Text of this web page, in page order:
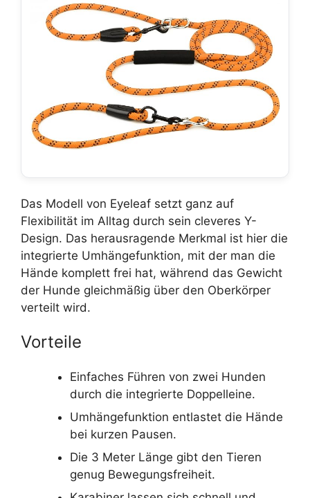
Das Modell von Eyeleaf setzt ganz auf
Flexibilität im Alltag durch sein cleveres Y-
Design. Das herausragende Merkmal ist hier die
integrierte Umhängefunktion, mit der man die
Hände komplett frei hat, während das Gewicht
der Hunde gleichmäßig über den Oberkörper
verteilt wird.
Vorteile
Einfaches Führen von zwei Hunden
durch die integrierte Doppelleine.
Umhängefunktion entlastet die Hände
bei kurzen Pausen.
Die 3 Meter Länge gibt den Tieren
genug Bewegungsfreiheit.